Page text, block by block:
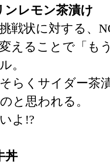
ンレモン茶漬け
戦状に対する、
えることで「も
。
らくサイダー茶
と思われる。
よ!?
丼